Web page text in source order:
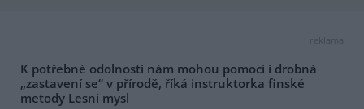
reklama
K potřebné odolnosti nám mohou pomoci i drobná
„zastavení se“ v přírodě, říká instruktorka finské
metody Lesní mysl